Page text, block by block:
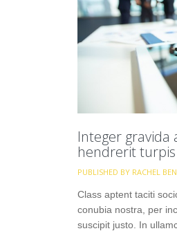
Integer gravida
hendrerit
PUBLISHED BY RACHEL
Class aptent taciti
conubia nostra, per
suscipit justo. In